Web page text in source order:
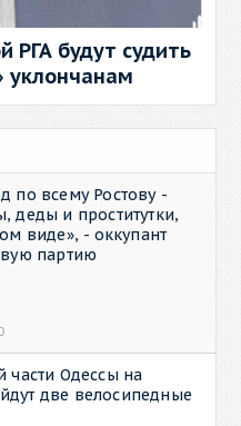
РГА будут судить
уклончанам
по всему Ростову -
деды и проститутки,
виде», - оккупант
партию
части Одессы на
две велосипедные